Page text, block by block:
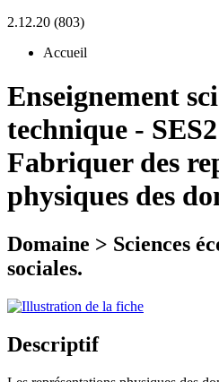
2.12.20 (803)
Accueil
Enseignement
technique -
Fabriquer des
physiques des
Domaine > Sciences
sociales.
Descriptif